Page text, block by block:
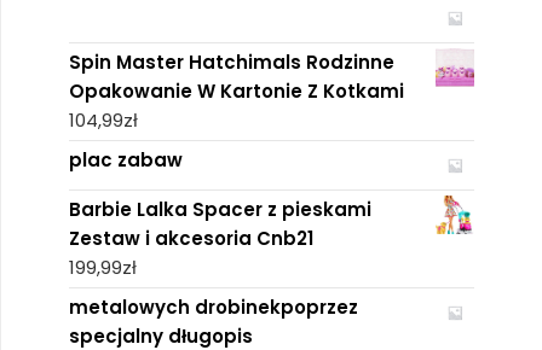
Spin Master Hatchimals Rodzinne
Opakowanie W Kartonie Z Kotkami
104,99zł
plac zabaw
Barbie Lalka Spacer z pieskami
Zestaw i akcesoria Cnb21
199,99zł
metalowych drobinekpoprzez
specjalny długopis